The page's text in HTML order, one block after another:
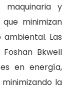
maquinaria y
minimizan
Las
Bkwell
en energía,
la